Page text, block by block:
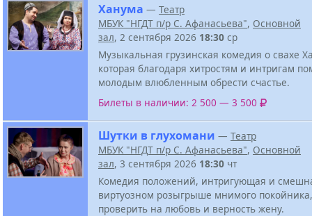
Ханума — Театр
МБУК "НГДТ п/р С. Афанасьева", Основной
зал, 2 сентября 2026 18:30 ср
Музыкальная грузинская комедия о свахе
которая благодаря хитростям и интригам
молодым влюбленным обрести счастье.
Билеты в наличии: 2 500 — 3 500
Шутки в глухомани — Театр
МБУК "НГДТ п/р С. Афанасьева", Основной
зал, 3 сентября 2026 18:30 чт
Комедия положений, интригующая и
виртуозном розыгрыше мнимого
проверить на любовь и верность жену.